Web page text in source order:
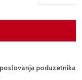
poduzetnika